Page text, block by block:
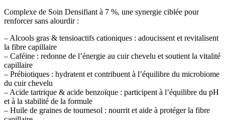
Complexe de Soin Densifiant à 7 %, une synergie ciblée pour
renforcer sans alourdir :
– Alcools gras & tensioactifs cationiques : adoucissent et revitalisent
la fibre capillaire
– Caféine : redonne de l’énergie au cuir chevelu et soutient la vitalité
capillaire
– Prébiotiques : hydratent et contribuent à l’équilibre du microbiome
du cuir chevelu
– Acide tartrique & acide benzoïque : participent à l’équilibre du pH
et à la stabilité de la formule
– Huile de graines de tournesol : nourrit et aide à protéger la fibre